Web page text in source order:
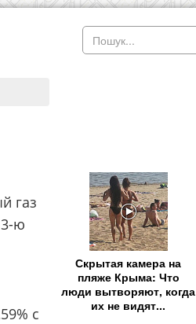
газ
3-ю
с
Скрытая камера на
пляже Крыма: Что
люди вытворяют, когда
их не видят...